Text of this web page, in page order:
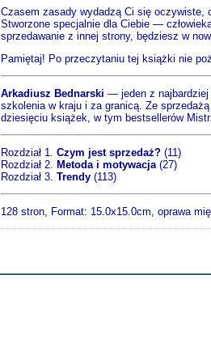
Czasem zasady wydadzą Ci się oczywiste,
Stworzone specjalnie dla Ciebie —
sprzedawanie z innej strony, będziesz w
Pamiętaj! Po przeczytaniu tej książki nie
Arkadiusz Bednarski — jeden z najbardziej
szkolenia w kraju i za granicą. Ze
dziesięciu książek, w tym bestsellerów
Rozdział 1. Czym jest sprzedaż? (11)
Rozdział 2. Metoda i motywacja(27)
Rozdział 3. Trendy (113)
128 stron, Format: 15.0x15.0cm, oprawa